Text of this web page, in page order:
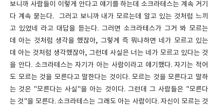
보니까 사람들이 이렇게 안다고 얘기를 하는데 소크라테스는 계속 거기
다 계속 묻는다. 그러고 보니까 내가 모르는데 알고 있는 것처럼 느끼
고 있었네 라고 대답을 듣는다. 그러면 소크라테스가 그거 봐 모르는
데 아는 것처럼 생각을 했잖아, 그렇게 즉 뭐냐하면 네가 모르고 있는
데 아는 것처럼 생각했잖아, 그런데 사실은 너는 네가 모르고 있다는 것
을 안다. 소크라테스는 자기가 아는 사람이라고 얘기했다. 자기는 적어
도 모르는 것을 모른다고 말한다는 것이다. 모르는 것을 모른다고 말하
는 것은 "모른다는 사실"을 아는 것이다. 그런데 그 사람들은 "모른다
는 것"을 모른다. 소크라테스는 그래도 아는 사람이다. 자신이 모르는 것